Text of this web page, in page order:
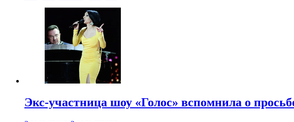
Экс-участница шоу «Голос» вспомнила о